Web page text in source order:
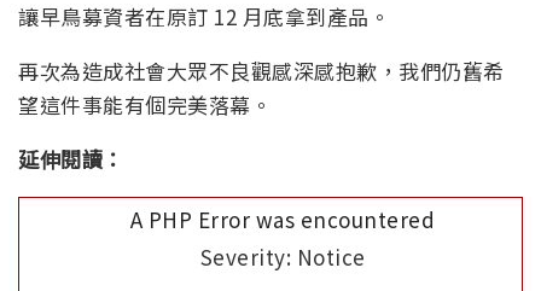
讓早鳥募資者在原訂 12 月底拿到產品。
再次為造成社會大眾不良觀感深感抱歉，我們仍舊希
望這件事能有個完美落幕。
延伸閱讀：
A PHP Error was encountered
Severity: Notice